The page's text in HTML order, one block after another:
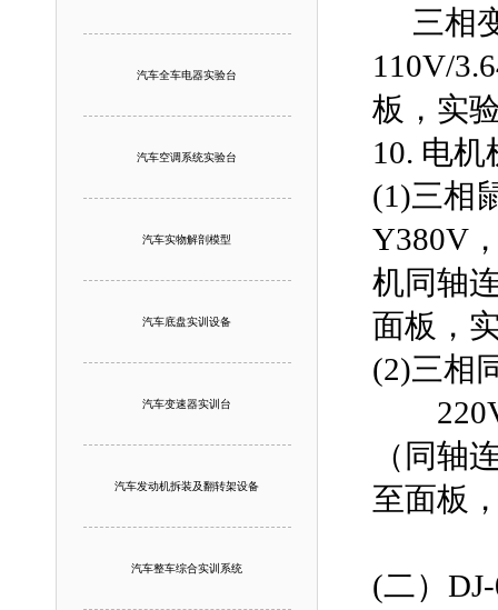
汽车全车电器实验台
汽车空调系统实验台
汽车实物解剖模型
汽车底盘实训设备
汽车变速器实训台
汽车发动机拆装及翻转架设备
汽车整车综合实训系统
三相变
110V/
板，实
10. 电
(1)三相
Y380V
机同轴
面板，
(2)三相
220V
（同轴
至面板
(二）